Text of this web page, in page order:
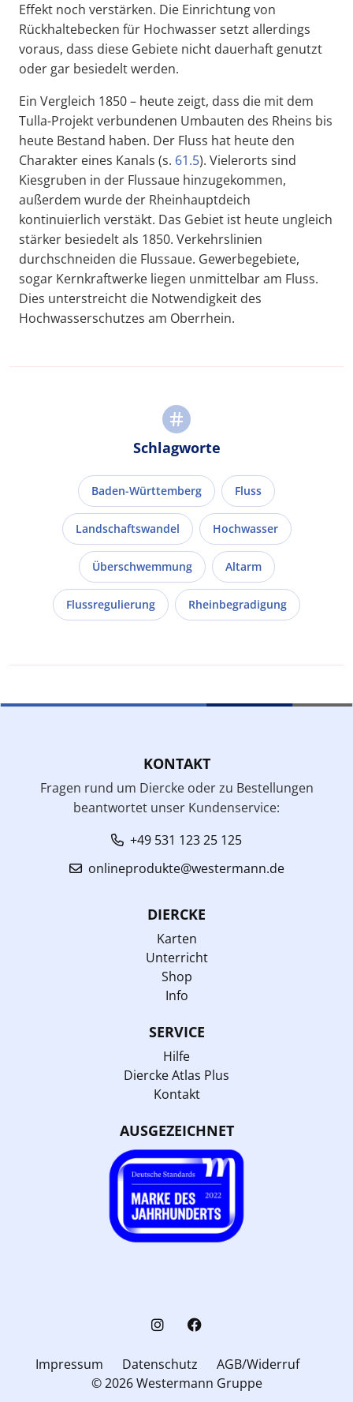
Effekt noch verstärken. Die Einrichtung von
Rückhaltebecken für Hochwasser setzt allerdings
voraus, dass diese Gebiete nicht dauerhaft genutzt
oder gar besiedelt werden.
Ein Vergleich 1850 – heute zeigt, dass die mit dem
Tulla-Projekt verbundenen Umbauten des Rheins bis
heute Bestand haben. Der Fluss hat heute den
Charakter eines Kanals (s. 61.5). Vielerorts sind
Kiesgruben in der Flussaue hinzugekommen,
außerdem wurde der Rheinhauptdeich
kontinuierlich verstäkt. Das Gebiet ist heute ungleich
stärker besiedelt als 1850. Verkehrslinien
durchschneiden die Flussaue. Gewerbegebiete,
sogar Kernkraftwerke liegen unmittelbar am Fluss.
Dies unterstreicht die Notwendigkeit des
Hochwasserschutzes am Oberrhein.
Schlagworte
Baden-Württemberg Fluss
Landschaftswandel Hochwasser
Überschwemmung Altarm
Flussregulierung Rheinbegradigung
KONTAKT
Fragen rund um Diercke oder zu Bestellungen
beantwortet unser Kundenservice:
+49 531 123 25 125
onlineprodukte@westermann.de
DIERCKE
Karten
Unterricht
Shop
Info
SERVICE
Hilfe
Diercke Atlas Plus
Kontakt
AUSGEZEICHNET
Impressum Datenschutz
AGB/Widerruf
© 2026 Westermann Gruppe